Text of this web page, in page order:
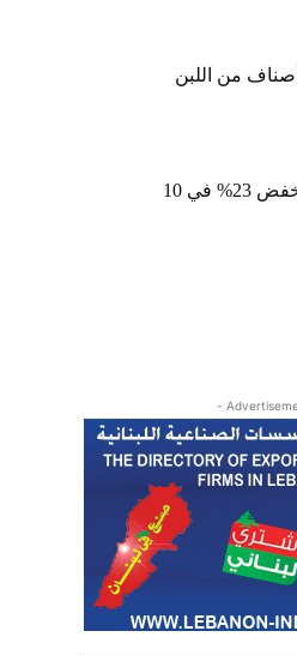
«الاقتصاد» تعلّق التداول بـ9 أصناف من اللبن
الرخص العقارية المسجّلة تنخفض 23% في 10